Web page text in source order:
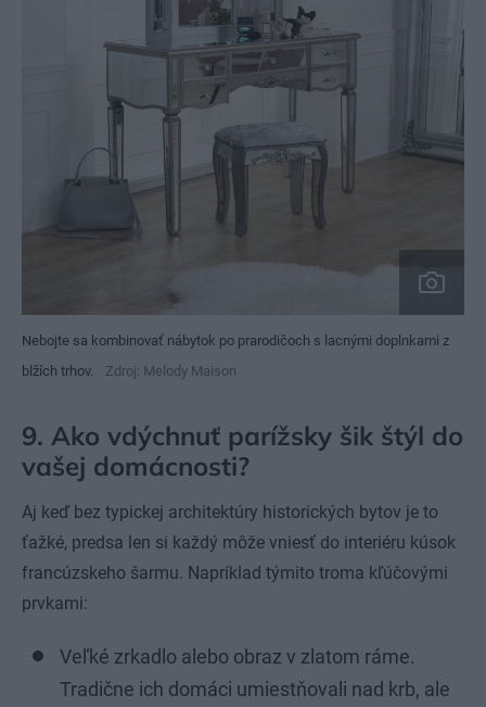
Nebojte sa kombinovať nábytok po prarodičoch s lacnými doplnkami z
blžích trhov.
Zdroj: Melody Maison
9. Ako vdýchnuť parížsky šik štýl do
vašej domácnosti?
Aj keď bez typickej architektúry historických bytov je to
ťažké, predsa len si každý môže vniesť do interiéru kúsok
francúzskeho šarmu. Napríklad týmito troma kľúčovými
prvkami:
Veľké zrkadlo alebo obraz v zlatom ráme.
Tradične ich domáci umiestňovali nad krb, ale